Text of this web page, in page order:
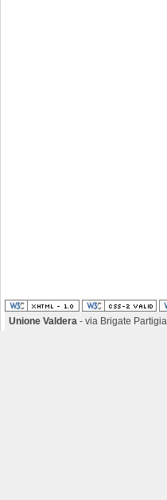
Unione Valdera - via Brigate